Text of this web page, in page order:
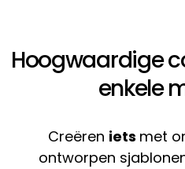
Hoogwaardige
enkele
Creëren iets met
ontworpen